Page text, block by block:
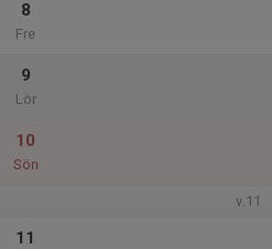
8
Fre
9
Lör
10
Sön
v.11
11